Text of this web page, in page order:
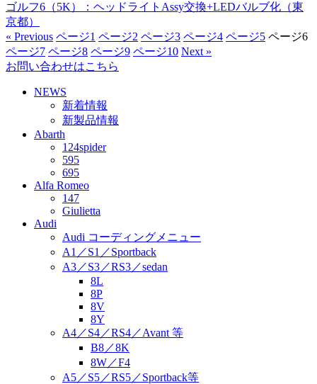
ゴルフ6（5K）：ヘッドライトAssy交換+LEDバルブ化（東
京都）
« Previous ページ1 ページ2 ページ3 ページ4 ページ5 ページ6
ページ7 ページ8 ページ9 ページ10 Next »
お問い合わせはこちら
NEWS
新着情報
新製品情報
Abarth
124spider
595
695
Alfa Romeo
147
Giulietta
Audi
Audi コーディングメニュー
A1／S1／Sportback
A3／S3／RS3／sedan
8L
8P
8V
8Y
A4／S4／RS4／Avant 等
B8／8K
8W／F4
A5／S5／RS5／Sportback等